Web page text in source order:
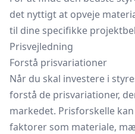
det nyttigt at opveje
til dine specifikke
Prisvejledning
Forstå prisvariationer
Når du skal investere i
forstå de prisvariationer,
markedet. Prisforskelle
faktorer som materiale,